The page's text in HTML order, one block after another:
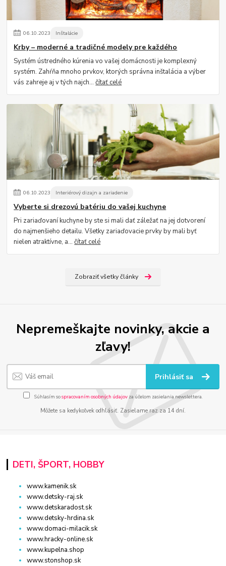
06.10.2023 Inštalácie
Krby – moderné a tradičné modely pre každého
Systém ústredného kúrenia vo vašej domácnosti je komplexný
systém. Zahŕňa mnoho prvkov, ktorých správna inštalácia a výber
vás zahreje aj v tých najch...čítať celé
06.10.2023 Interiérový dizajn a zariadenie
Vyberte si drezovú batériu do vašej kuchyne
Pri zariaďovaní kuchyne by ste si mali dať záležať na jej dotvorení
do najmenšieho detailu. Všetky zariaďovacie prvky by mali byť
nielen atraktívne, a...čítať celé
Zobraziť všetky články
Nepremeškajte novinky, akcie a
zľavy!
Prihlásiť sa
Súhlasím sospracovaním osobných údajov za účelom zasielania newslettera.
Môžete sa kedykoľvek odhlásiť. Zasielame raz za 14 dní.
DETI, ŠPORT, HOBBY
www.kamenik.sk
www.detsky-raj.sk
www.detskaradost.sk
www.detsky-hrdina.sk
www.domaci-milacik.sk
www.hracky-online.sk
www.kupelna.shop
www.stonshop.sk